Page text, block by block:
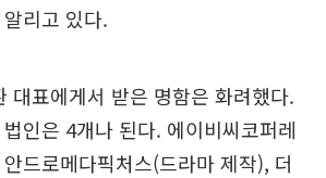
리고 있다.
대표에게서 받은 명함은 화려했다.
인은 4개나 된다. 에이비씨코퍼레
드로메다픽처스(드라마 제작), 더